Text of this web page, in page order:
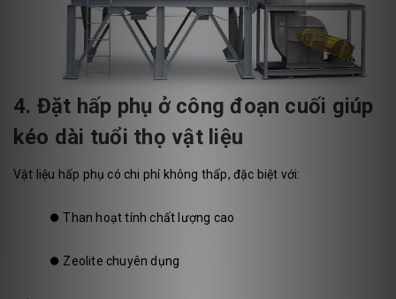
4. Đặt hấp phụ ở công đoạn cuối giúp
kéo dài tuổi thọ vật liệu
Vật liệu hấp phụ có chi phí không thấp, đặc biệt với:
⏺️Than hoạt tính chất lượng cao
⏺️ Zeolite chuyên dụng